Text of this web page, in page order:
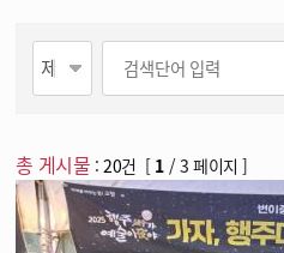
야사
야시
야식
총 게시물 :20건 [ 1 / 3 페이지 ]